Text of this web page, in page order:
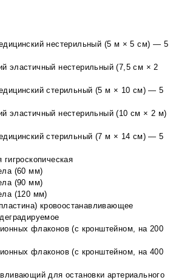
нестерильный (5 м × 5 см) — 5
эластичный нестерильный (7,5 см × 2
стерильный (5 м × 10 см) — 5
эластичный нестерильный (10 см × 2 м)
стерильный (7 м × 14 см) — 5
(60 мм)
(90 мм)
(120 мм)
кровоостанавливающее
флаконов (с кронштейном, на 200
флаконов (с кронштейном, на 400
для остановки артериального